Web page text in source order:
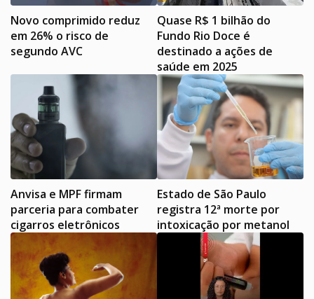
Novo comprimido reduz
em 26% o risco de
segundo AVC
Quase R$ 1 bilhão do
Fundo Rio Doce é
destinado a ações de
saúde em 2025
Anvisa e MPF firmam
parceria para combater
cigarros eletrônicos
Estado de São Paulo
registra 12ª morte por
intoxicação por metanol